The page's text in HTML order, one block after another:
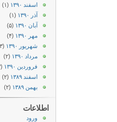
اسفند ۱۳۹۰
(۱)
آذر ۱۳۹۰
(۱)
آبان ۱۳۹۰
(۵)
مهر ۱۳۹۰
(۴)
شهریور ۱۳۹۰
(۳)
مرداد ۱۳۹۰
(۲)
فروردین ۱۳۹۰
(۳)
اسفند ۱۳۸۹
(۲)
بهمن ۱۳۸۹
(۲)
اطلاعات
ورود